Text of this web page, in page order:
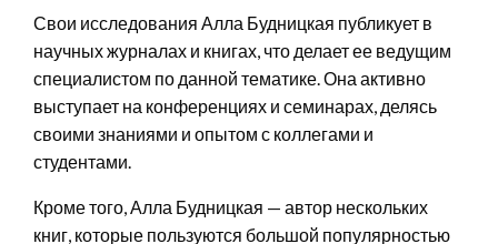
Свои исследования Алла Будницкая публикует в
научных журналах и книгах, что делает ее ведущим
специалистом по данной тематике. Она активно
выступает на конференциях и семинарах, делясь
своими знаниями и опытом с коллегами и
студентами.
Кроме того, Алла Будницкая — автор нескольких
книг, которые пользуются большой популярностью